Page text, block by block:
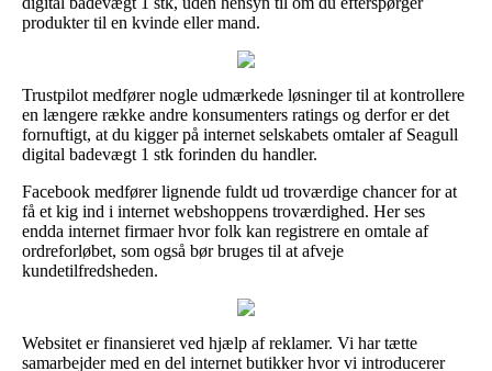
produkter til en kvinde eller mand.
Trustpilot medfører nogle udmærkede løsninger til at kontrollere
en længere række andre konsumenters ratings og derfor er det
fornuftigt, at du kigger på internet selskabets omtaler af Seagull
digital badevægt 1 stk forinden du handler.
Facebook medfører lignende fuldt ud troværdige chancer for at
få et kig ind i internet webshoppens troværdighed. Her ses
endda internet firmaer hvor folk kan registrere en omtale af
ordreforløbet, som også bør bruges til at afveje
kundetilfredsheden.
Websitet er finansieret ved hjælp af reklamer. Vi har tætte
samarbejder med en del internet butikker hvor vi introducerer